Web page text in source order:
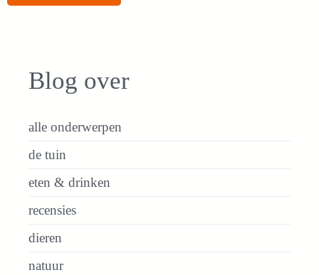
Blog over
alle onderwerpen
de tuin
eten & drinken
recensies
dieren
natuur